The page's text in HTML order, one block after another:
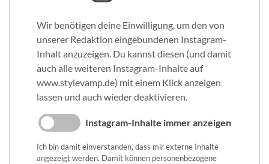
Wir benötigen deine Einwilligung, um den von
unserer Redaktion eingebundenen Instagram-
Inhalt anzuzeigen. Du kannst diesen (und damit
auch alle weiteren Instagram-Inhalte auf
www.stylevamp.de) mit einem Klick anzeigen
lassen und auch wieder deaktivieren.
Instagram-Inhalte immer anzeigen
Ich bin damit einverstanden, dass mir externe Inhalte
angezeigt werden. Damit können personenbezogene